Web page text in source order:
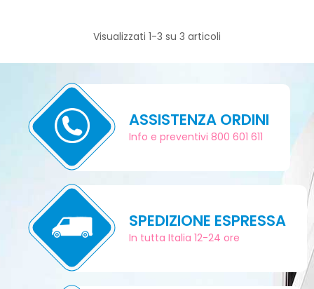
Visualizzati 1-3 su 3 articoli
ASSISTENZA ORDINI
Info e preventivi 800 601 611
SPEDIZIONE ESPRESSA
In tutta Italia 12-24 ore